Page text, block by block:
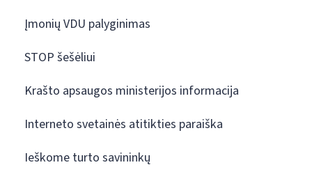
Įmonių VDU palyginimas
STOP šešėliui
Krašto apsaugos ministerijos informacija
Interneto svetainės atitikties paraiška
Ieškome turto savininkų